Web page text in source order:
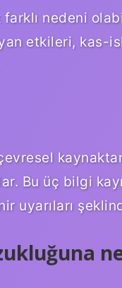
farklı nedeni
etkileri, kas-
Bu üç bilgi
uyarıları